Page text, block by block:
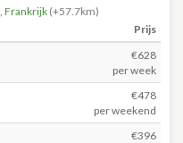
, Frankrijk (+57.7km)
Prijs
€628
per week
€478
per weekend
€396